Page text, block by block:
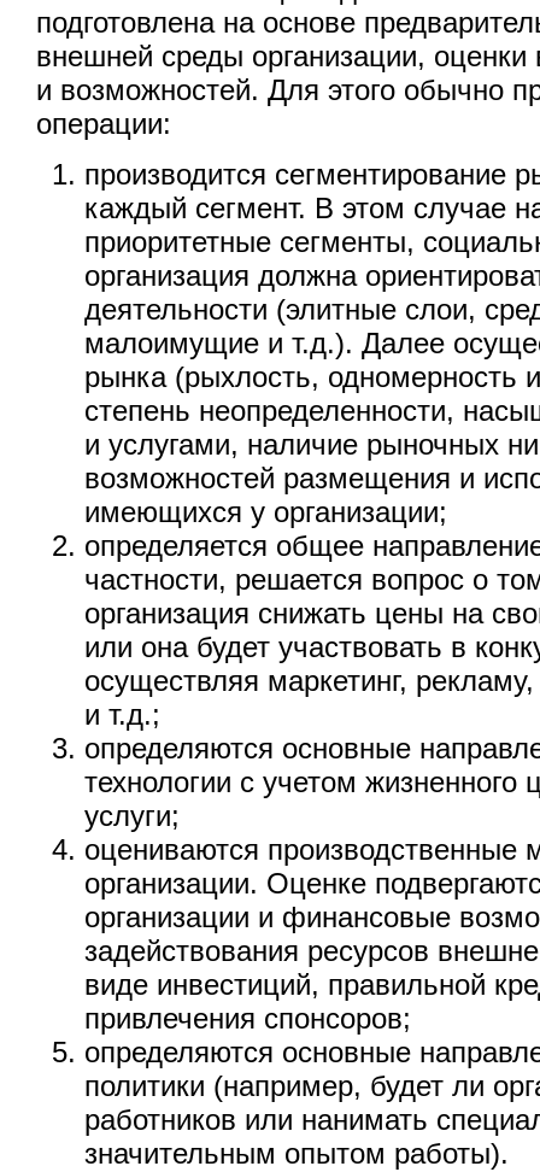
подготовлена на основе
внешней среды организации, оценки
и возможностей. Для этого обычно
операции:
производится сегментирование
каждый сегмент. В этом случае
приоритетные сегменты,
организация должна
деятельности (элитные слои,
малоимущие и т.д.). Далее
рынка (рыхлость, одномерность
степень неопределенности,
и услугами, наличие рыночных
возможностей размещения и
имеющихся у организации;
определяется общее
частности, решается вопрос о
организация снижать цены на
или она будет участвовать в
осуществляя маркетинг,
и т.д.;
определяются основные
технологии с учетом жизненного
услуги;
оцениваются производственные
организации. Оценке
организации и финансовые
задействования ресурсов
виде инвестиций, правильной
привлечения спонсоров;
определяются основные
политики (например, будет ли
работников или нанимать
значительным опытом работы).